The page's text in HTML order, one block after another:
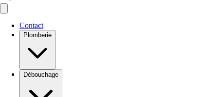
Contact
Plomberie
Débouchage